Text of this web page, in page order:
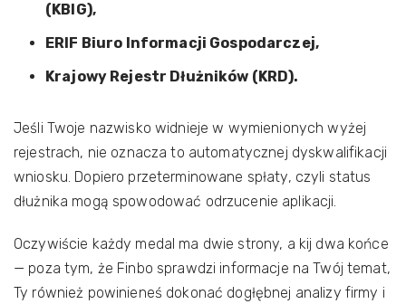
(KBIG),
ERIF Biuro Informacji Gospodarczej,
Krajowy Rejestr Dłużników (KRD).
Jeśli Twoje nazwisko widnieje w wymienionych wyżej
rejestrach, nie oznacza to automatycznej dyskwalifikacji
wniosku. Dopiero przeterminowane spłaty, czyli status
dłużnika mogą spowodować odrzucenie aplikacji.
Oczywiście każdy medal ma dwie strony, a kij dwa końce
— poza tym, że Finbo sprawdzi informacje na Twój temat,
Ty również powinieneś dokonać dogłębnej analizy firmy i